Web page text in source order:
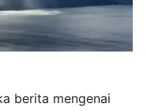
berita mengenai